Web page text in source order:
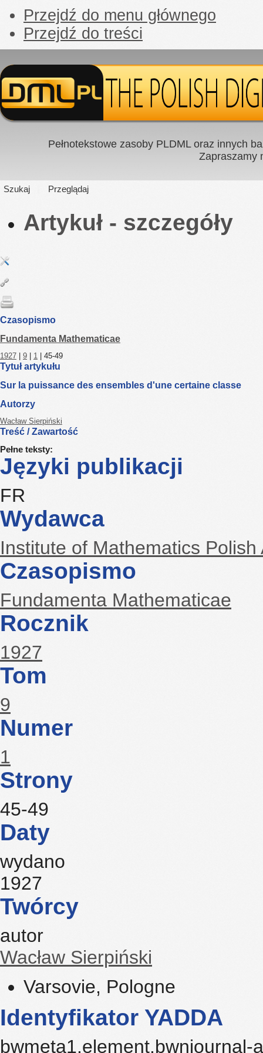
Przejdź do menu głównego
Przejdź do treści
Pełnotekstowe zasoby PLDML oraz innych
Zapraszamy
Szukaj Przeglądaj
Artykuł - szczegóły
Czasopismo
Fundamenta Mathematicae
1927 9 1 | 45-49
Tytuł artykułu
Sur la puissance des ensembles d'une certaine classe
Autorzy
Wacław Sierpiński
Treść / Zawartość
Pełne teksty:
Języki publikacji
FR
Wydawca
Institute of Mathematics
Czasopismo
Fundamenta Mathematicae
Rocznik
1927
Tom
9
Numer
1
Strony
45-49
Daty
wydano
1927
Twórcy
autor
Wacław Sierpiński
Varsovie, Pologne